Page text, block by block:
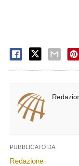
PUBBLICATO DA
Redazione